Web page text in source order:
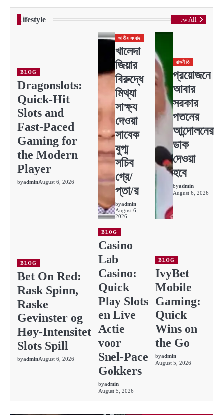
Lifestyle View All
BLOG
Dragonslots:
Quick‑Hit
Slots and
Fast‑Paced
Gaming for
the Modern
Player
byadminAugust 6, 2026
জাতীয় সংবাদ
খালেদা
জিয়ার
বিরুদ্ধে
মিথ্যা
সাক্ষ্য
দেওয়া
সাবেক
যুগ্ম
সচিব
গ্রে/
প্তা/র
byadmin
August 6,
2026
রাজনীতি
প্রয়োজনে
আবার
সরকার
পতনের
আন্দোলনের
ডাক
দেওয়া
হবে
byadmin
August 6, 2026
BLOG
Bet On Red:
Rask Spinn,
Raske
Gevinster og
Høy‑Intensitet
Slots Spill
byadminAugust 6, 2026
BLOG
Casino
Lab
Casino:
Quick
Play Slots
en Live
Actie
voor
Snel‑Pace
Gokkers
byadmin
August 5, 2026
BLOG
IvyBet
Mobile
Gaming:
Quick
Wins on
the Go
byadmin
August 5, 2026